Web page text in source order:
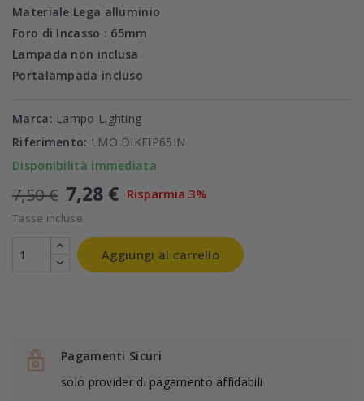
Materiale Lega alluminio
Foro di Incasso : 65mm
Lampada non inclusa
Portalampada incluso
Marca: Lampo Lighting
Riferimento: LMO DIKFIP65IN
Disponibilità immediata
7,50 € 7,28 € Risparmia 3%
Tasse incluse
Aggiungi al carrello
Pagamenti Sicuri
solo provider di pagamento affidabili